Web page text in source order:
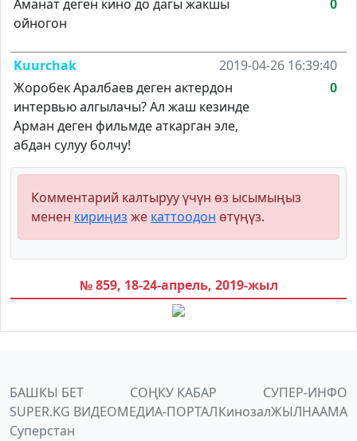
Аманат деген кино до дагы жакшы
ойногон
0
Kuurchak
2019-04-26 16:39:40
Жоробек Аралбаев деген актердон
интервью алгылачы? Ал жаш кезинде
Арман деген фильмде аткарган эле,
абдан сулуу болчу!
0
Комментарий калтыруу үчүн өз ысымыңыз
менен кириңиз же каттоодон өтүңүз.
№ 859, 18-24-апрель, 2019-жыл
БАШКЫ БЕТ СОҢКУ КАБАР
СУПЕР-ИНФО
SUPER.KG ВИДЕОМЕДИА-ПОРТАЛКинозалЖЫЛНААМА
Суперстан